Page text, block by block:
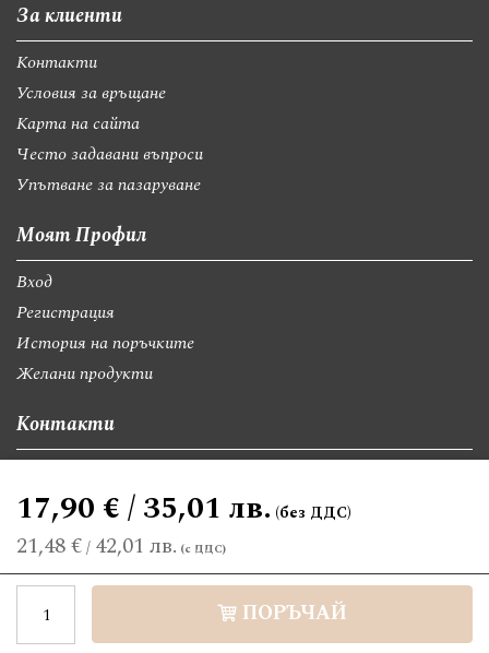
21,48 €/ 42,01 лв.
17,90 € / 35,01 лв.
ПОРЪЧАЙ
За клиенти
Контакти
Условия за връщане
Карта на сайта
Често задавани въпроси
Упътване за пазаруване
Моят Профил
Вход
Регистрация
История на поръчките
Желани продукти
Контакти
giftsbgnet@gmail.com
+359 89 9528300
+359 89 8580494
©2026 giftsbg.net. Всички права запазени.
Електронен магазин